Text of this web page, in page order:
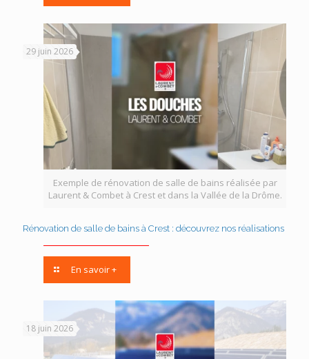
Exemple de rénovation de salle de bains réalisée par
Laurent & Combet à Crest et dans la Vallée de la Drôme.
29 juin 2026
Rénovation de salle de bains à Crest : découvrez nos réalisations
En savoir +
18 juin 2026